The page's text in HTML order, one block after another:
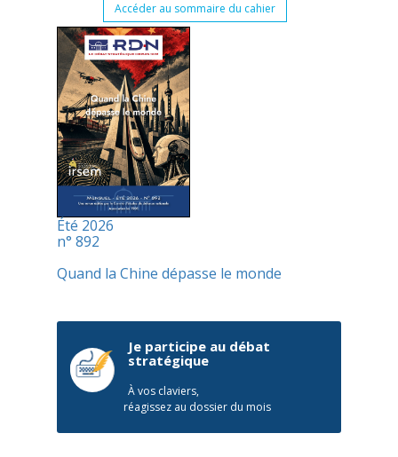
Accéder au sommaire du cahier
Été 2026
n° 892
Quand la Chine dépasse le monde
Je participe au débat
stratégique
À vos claviers,
réagissez au dossier du mois